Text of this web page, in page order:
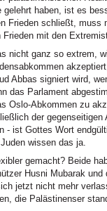
gelehrt haben, ist es
Frieden schließt,
Frieden mit den
nicht ganz so extrem,
Abbas signiert wird,
das Parlament
Oslo-Abkommen zu
der
- ist Gottes Wort
wissen das ja.
gemacht? Beide
Husni Mubarak
jetzt nicht mehr
die Palästinenser